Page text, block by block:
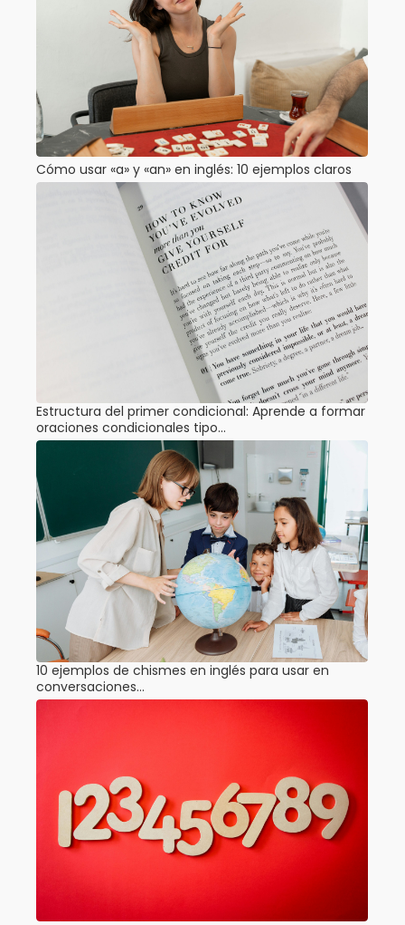
Cómo usar «a» y «an» en inglés: 10 ejemplos claros
Estructura del primer condicional: Aprende a formar
oraciones condicionales tipo…
10 ejemplos de chismes en inglés para usar en
conversaciones…